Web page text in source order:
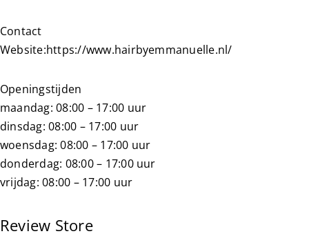
Ultieme krul routine
Handige videos
Contact
Website:https://www.hairbyemmanuelle.nl/
Openingstijden
maandag: 08:00 – 17:00 uur
dinsdag: 08:00 – 17:00 uur
woensdag: 08:00 – 17:00 uur
donderdag: 08:00 – 17:00 uur
vrijdag: 08:00 – 17:00 uur
Review Store